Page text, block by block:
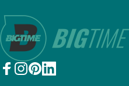
Bigtime.de